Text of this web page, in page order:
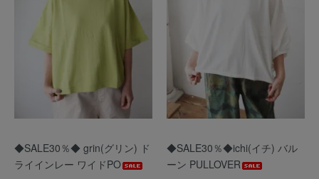
◆SALE30％◆ grin(グリン) ド
ライインレー ワイドPO
◆SALE30％◆ichi(イチ) バル
ーン PULLOVER